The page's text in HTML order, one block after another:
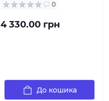
0
4 330.00 грн
До кошика